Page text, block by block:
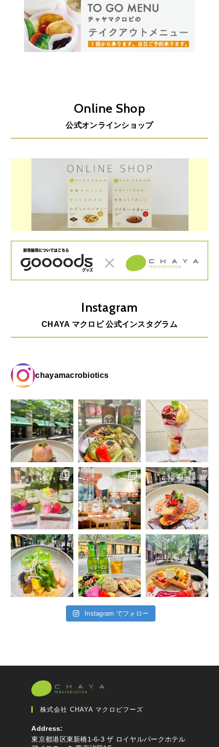
Online Shop
公式オンラインショップ
Instagram
CHAYA マクロビ 公式インスタグラム
chayamacrobiotics
Instagram でフォロー
株式会社 CHAYA マクロビフーズ
Address:
東京都港区東新橋1-6-3 ザ ロイヤルパークホテル